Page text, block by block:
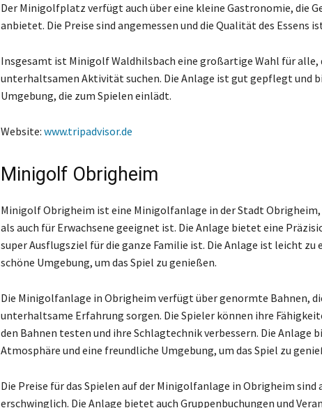
Der Minigolfplatz verfügt auch über eine kleine Gastronomie, die
anbietet. Die Preise sind angemessen und die Qualität des Essens
Insgesamt ist Minigolf Waldhilsbach eine großartige Wahl für alle,
unterhaltsamen Aktivität suchen. Die Anlage ist gut gepflegt und
Umgebung, die zum Spielen einlädt.
Website: www.tripadvisor.de
Minigolf Obrigheim
Minigolf Obrigheim ist eine Minigolfanlage in der Stadt
als auch für Erwachsene geeignet ist. Die Anlage bietet eine
super Ausflugsziel für die ganze Familie ist. Die Anlage ist leicht zu
schöne Umgebung, um das Spiel zu genießen.
Die Minigolfanlage in Obrigheim verfügt über genormte Bahnen,
unterhaltsame Erfahrung sorgen. Die Spieler können ihre
den Bahnen testen und ihre Schlagtechnik verbessern. Die Anlage
Atmosphäre und eine freundliche Umgebung, um das Spiel zu
Die Preise für das Spielen auf der Minigolfanlage in Obrigheim sind
erschwinglich. Die Anlage bietet auch Gruppenbuchungen und